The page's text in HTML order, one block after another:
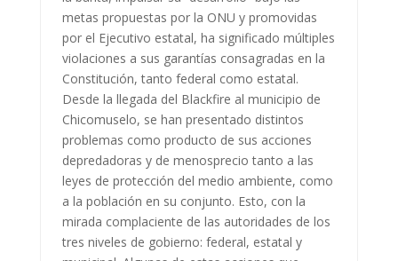
metas propuestas por la ONU y promovidas
por el Ejecutivo estatal, ha significado múltiples
violaciones a sus garantías consagradas en la
Constitución, tanto federal como estatal.
Desde la llegada del Blackfire al municipio de
Chicomuselo, se han presentado distintos
problemas como producto de sus acciones
depredadoras y de menosprecio tanto a las
leyes de protección del medio ambiente, como
a la población en su conjunto. Esto, con la
mirada complaciente de las autoridades de los
tres niveles de gobierno: federal, estatal y